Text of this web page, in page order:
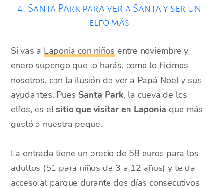
4. Santa Park para ver a Santa y ser un
elfo más
Si vas a Laponia con niños entre noviembre y
enero supongo que lo harás, como lo hicimos
nosotros, con la ilusión de ver a Papá Noel y sus
ayudantes. Pues Santa Park, la cueva de los
elfos, es elsitio que visitar en Laponia que más
gustó a nuestra peque.
La entrada tiene un precio de 58 euros para los
adultos (51 para niños de 3 a 12 años) y te da
acceso al parque durante dos días consecutivos